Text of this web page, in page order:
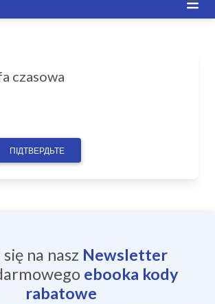
czasowa
ПІДТВЕРДЬТЕ
na nasz Newsletter
ebooka kody
rabatowe